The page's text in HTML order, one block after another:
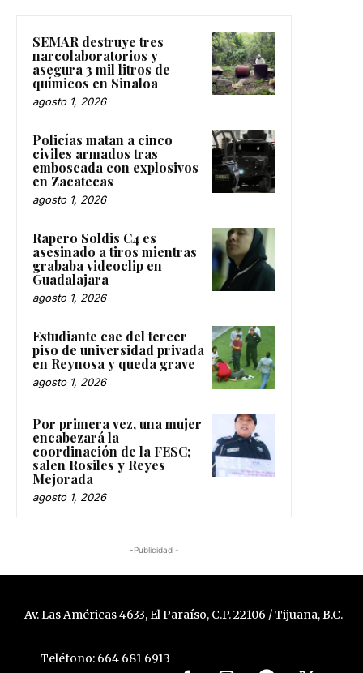
SEMAR destruye tres
narcolaboratorios y
asegura 3 mil litros de
químicos en Sinaloa
agosto 1, 2026
Policías matan a cinco
civiles armados tras
emboscada con explosivos
en Zacatecas
agosto 1, 2026
Rapero Soldis C4 es
asesinado a tiros mientras
grababa videoclip en
Guadalajara
agosto 1, 2026
Estudiante cae del tercer
piso de universidad privada
en Reynosa y queda grave
agosto 1, 2026
Por primera vez, una mujer
encabezará la
coordinación de la FESC;
salen Rosiles y Reyes
Mejorada
agosto 1, 2026
-Publicidad -
Av. Las Américas 4633, El Paraíso, C.P. 22106 / Tijuana, B.C.
Teléfono: 664 681 6913